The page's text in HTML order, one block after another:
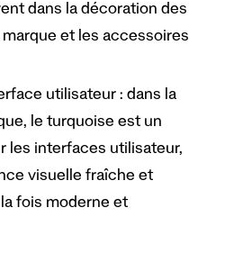
dans la décoration des
marque et les accessoires
utilisateur : dans la
le turquoise est un
les interfaces utilisateur,
visuelle fraîche et
fois moderne et